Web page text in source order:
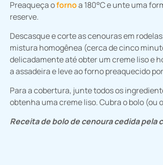
Preaqueça ofornoa 180°C e unte uma
reserve.
Descasque e corte as cenouras em
mistura homogênea (cerca de cinco
delicadamente até obter um creme liso e
a assadeira e leve ao forno preaquecido
Para a cobertura, junte todos os
obtenha uma creme liso. Cubra o bolo
Receita de bolo de cenoura cedida pela